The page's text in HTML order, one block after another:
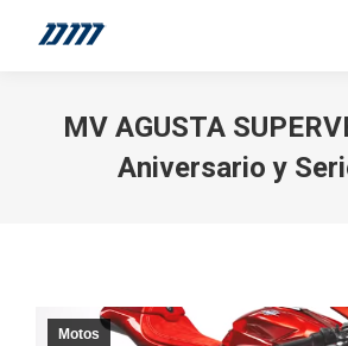
MV AGUSTA
Aniversario y
Motos